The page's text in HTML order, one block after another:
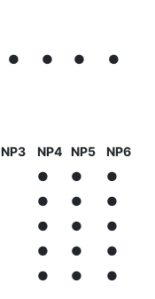
● ● ● ●
NP3 NP4 NP5
NP6
● ●
●
● ●
●
● ●
●
● ●
●
● ●
●